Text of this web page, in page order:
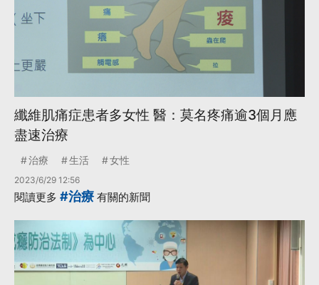
纖維肌痛症患者多女性 醫：莫名疼痛逾3個月應
盡速治療
治療 生活 女性
2023/6/29 12:56
閱讀更多 #治療 有關的新聞